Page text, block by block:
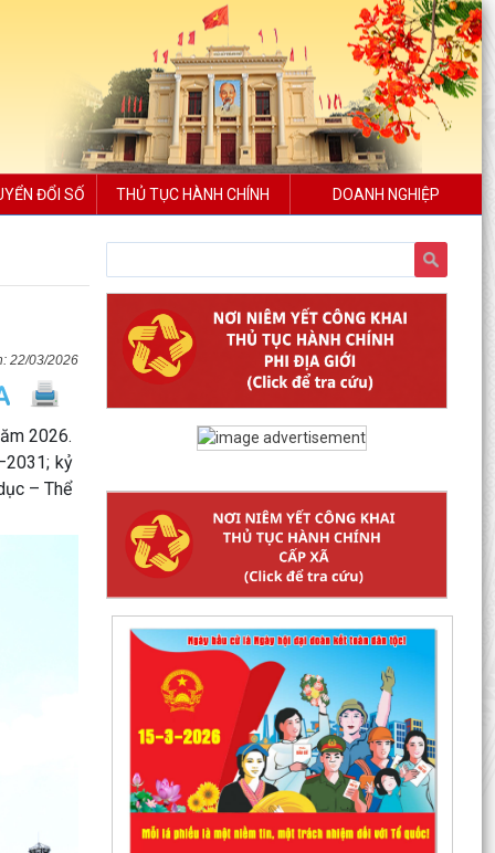
ĐỔI SỐ THỦ TỤC HÀNH CHÍNH DOANH NGHIỆP
22/03/2026
2026.
kỷ
– Thể
Thanh Hà đánh giá kết quả thực hiện công tác
thu thập, kê khai, đăng ký đất đai, đo đạc, lập
bản đồ...
Chủ động chuyển đổi số trước khi tắt sóng 2G
Tổ đại biểu HĐND thành phố số 15 tiếp xúc cử tri
sau kỳ họp thường lệ giữa năm 2026
Thanh Hà đẩy mạnh chuyển đổi số trong công